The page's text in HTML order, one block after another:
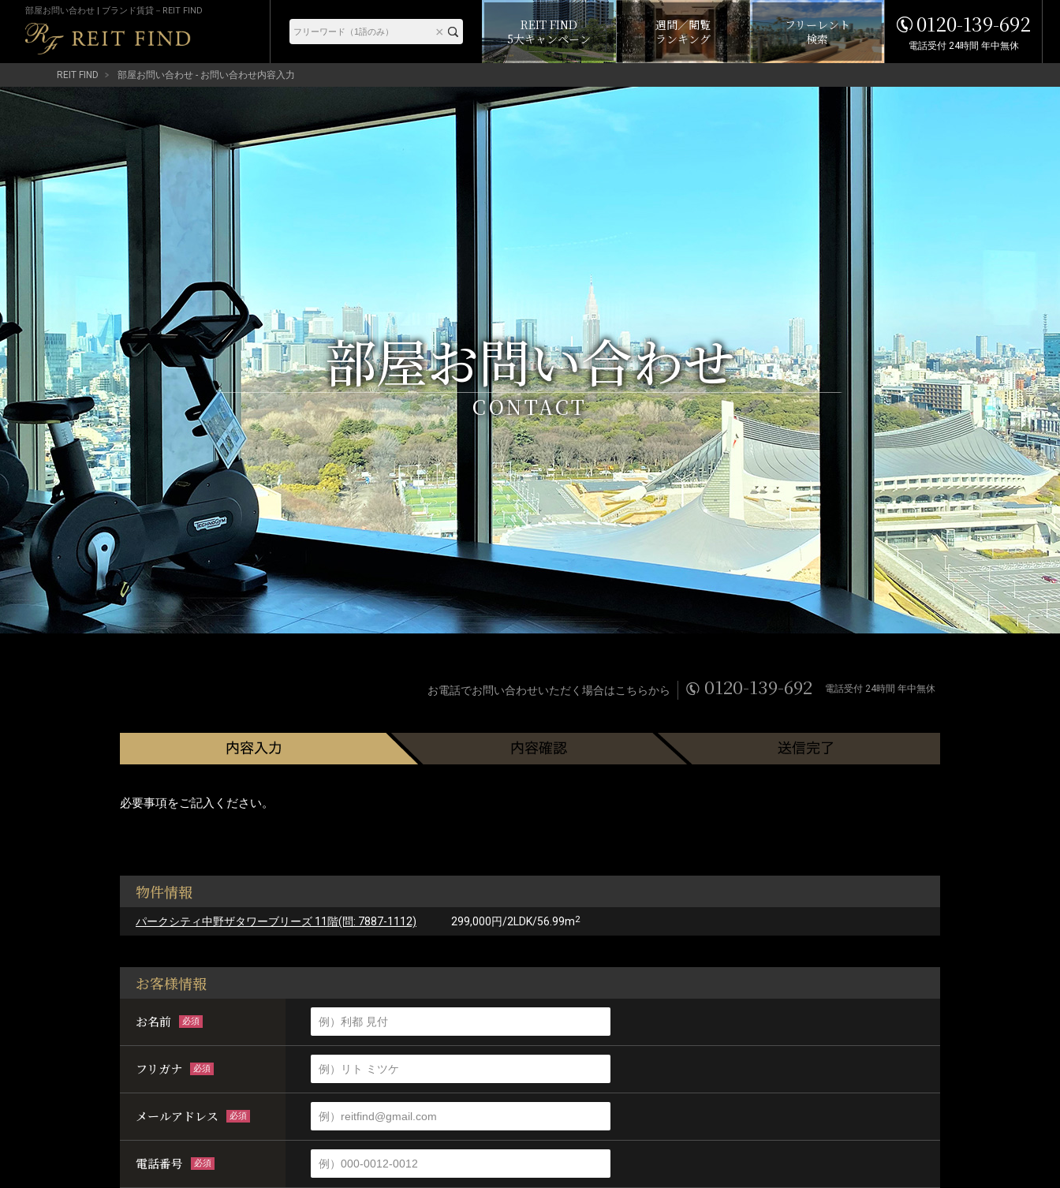
部屋お問い合わせ | ブランド賃貸－REIT FIND
REIT FIND
5大キャンペーン
週間／閲覧
ランキング
フリーレント
検索
0120-139-692
電話受付 24時間 年中無休
REIT FIND 部屋お問い合わせ - お問い合わせ内容入力
部屋お問い合わせ
CONTACT
お電話でお問い合わせいただく場合はこちらから 0120-139-692 電話受付 24時間 年中無休
必要事項をご記入ください。
物件情報
パークシティ中野ザタワーブリーズ 11階(問: 7887-1112) 299,000円/2LDK/56.99m2
お客様情報
お名前 必須
フリガナ 必須
メールアドレス 必須
電話番号 必須